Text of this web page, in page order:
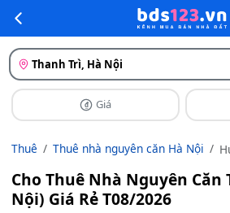
Thanh Trì, Hà Nội
Giá
Thuê Thuê nhà nguyên căn Hà Nội
Cho Thuê Nhà Nguyên Căn
Nội) Giá Rẻ T08/2026